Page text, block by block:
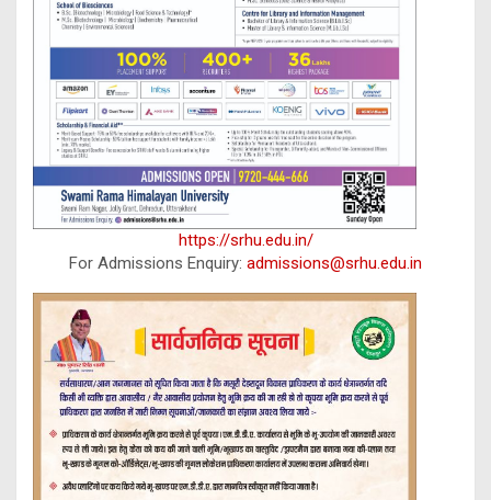
https://srhu.edu.in/
For Admissions Enquiry: admissions@srhu.edu.in